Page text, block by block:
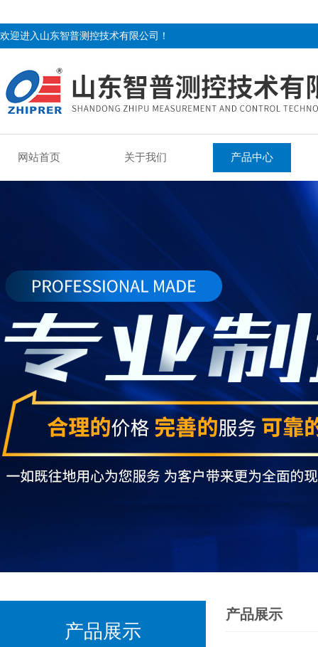
欢迎进入山东智普测控技术有限公司！
网站首页 关于我们 产品中心
产品展示
产品展示